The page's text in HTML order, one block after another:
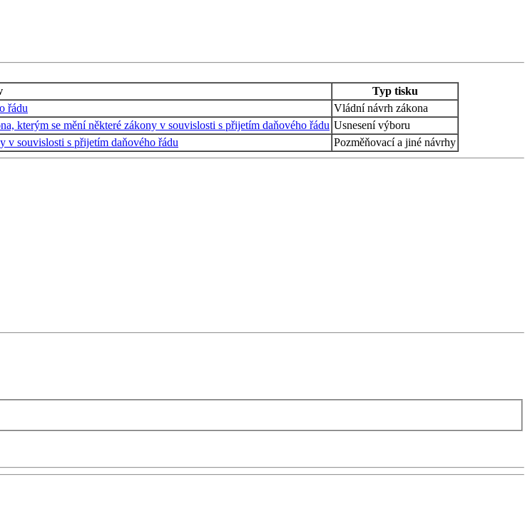
Typ tisku
řádu
Vládní návrh zákona
kterým se mění některé zákony v souvislosti s přijetím daňového řádu Usnesení výboru
v souvislosti s přijetím daňového řádu Pozměňovací a jiné návrhy